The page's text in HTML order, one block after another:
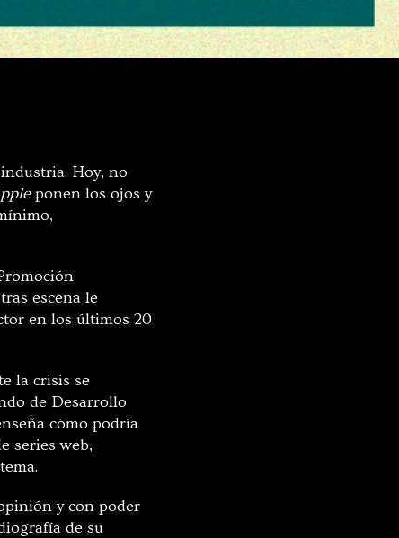
Hoy, no
ponen los ojos y
escena le
en los últimos 20
la crisis se
de Desarrollo
cómo podría
series web,
y con poder
de su